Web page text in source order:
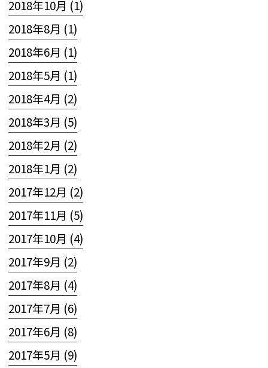
2018年10月 (1)
2018年8月 (1)
2018年6月 (1)
2018年5月 (1)
2018年4月 (2)
2018年3月 (5)
2018年2月 (2)
2018年1月 (2)
2017年12月 (2)
2017年11月 (5)
2017年10月 (4)
2017年9月 (2)
2017年8月 (4)
2017年7月 (6)
2017年6月 (8)
2017年5月 (9)